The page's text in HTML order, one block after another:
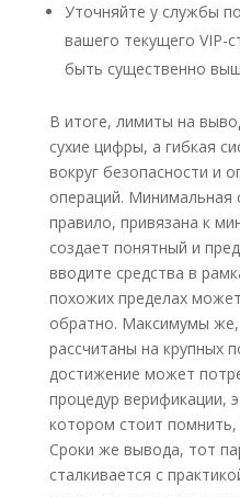
Уточняйте у службы
вашего текущего VIP-
быть существенно
В итоге, лимиты на
сухие цифры, а гибкая
вокруг безопасности и
операций. Минимальная
правило, привязана к
создает понятный и
вводите средства в
похожих пределах
обратно. Максимумы
рассчитаны на крупных
достижение может
процедур верификации,
котором стоит помнить,
Сроки же вывода, тот
сталкивается с